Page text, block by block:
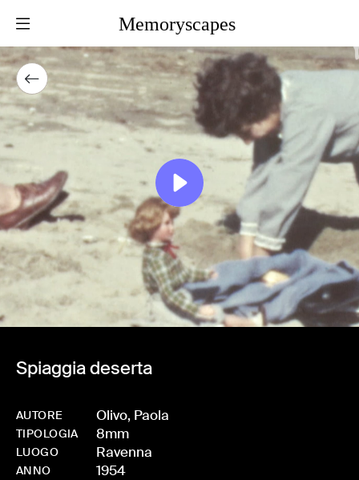
Memoryscapes
Spiaggia deserta
AUTORE Olivo, Paola
TIPOLOGIA 8mm
LUOGO Ravenna
ANNO 1954